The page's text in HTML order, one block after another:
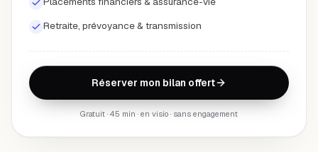
Retraite, prévoyance & transmission
Réserver mon bilan offert
Gratuit · 45 min · en visio · sans engagement